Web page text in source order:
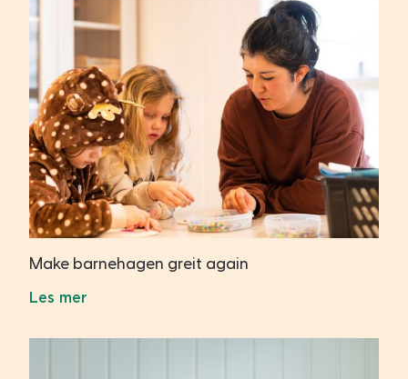
Make barnehagen greit again
Les mer